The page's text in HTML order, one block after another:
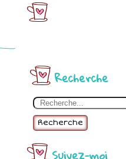
Recherche
Recherche